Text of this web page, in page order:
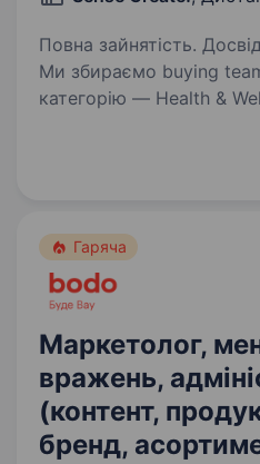
Повна зайнятість.
Ми збираємо buying
категорію — Health &
окрема креативна
Гаряча
Маркетолог,
вражень,
(контент,
бренд,